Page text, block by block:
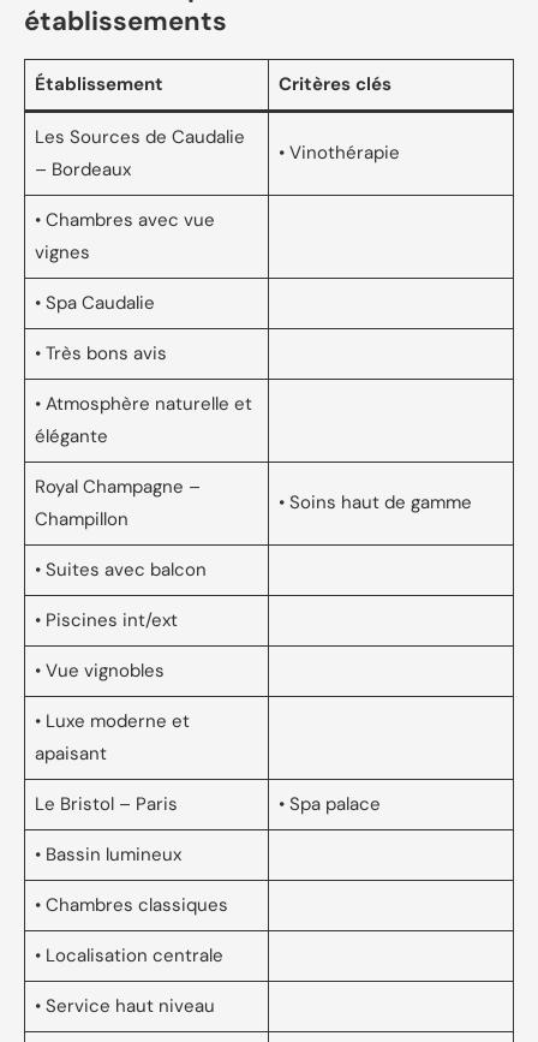
établissements
Établissement Critères clés
Les Sources de Caudalie
– Bordeaux
• Vinothérapie
• Chambres avec vue
vignes
• Spa Caudalie
• Très bons avis
• Atmosphère naturelle et
élégante
Royal Champagne –
Champillon
• Soins haut de gamme
• Suites avec balcon
• Piscines int/ext
• Vue vignobles
• Luxe moderne et
apaisant
Le Bristol – Paris • Spa palace
• Bassin lumineux
• Chambres classiques
• Localisation centrale
• Service haut niveau